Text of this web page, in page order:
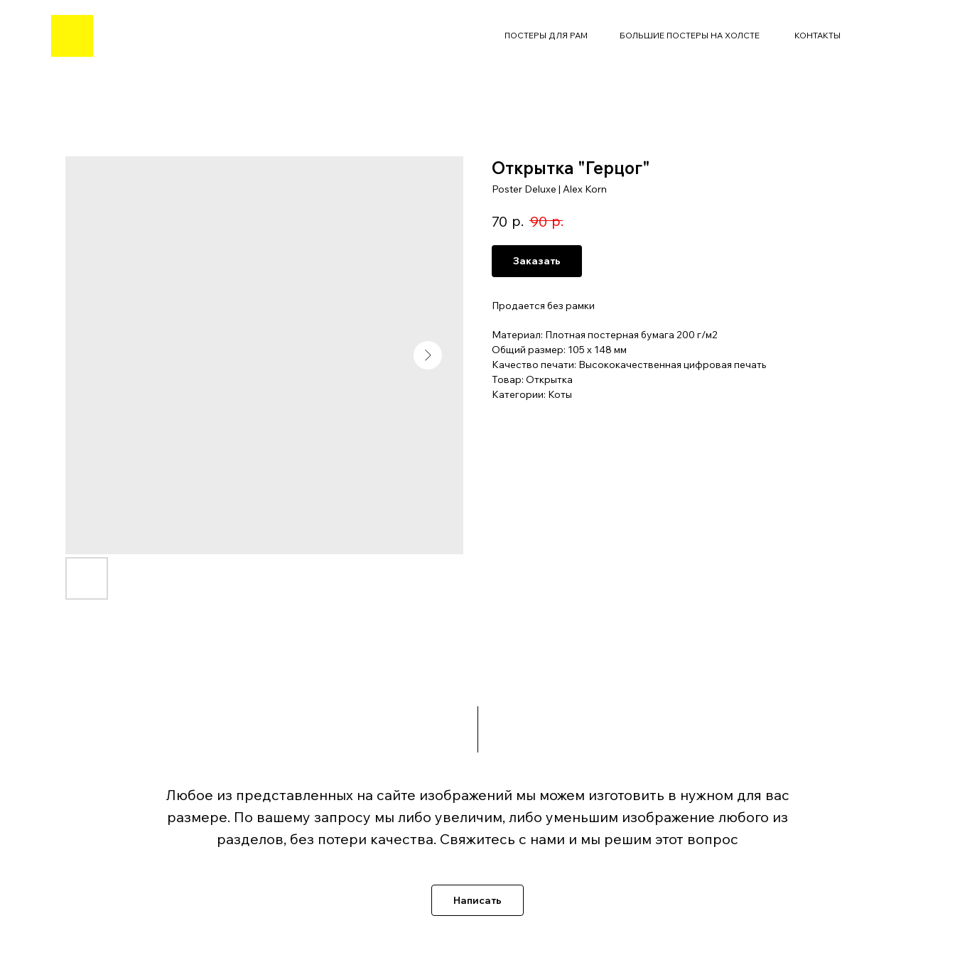
ПОСТЕРЫ ДЛЯ РАМ БОЛЬШИЕ ПОСТЕРЫ НА ХОЛСТЕ КОНТАКТЫ
Открытка "Герцог"
Poster Deluxe | Alex Korn
70 р. 90 р.
Заказать
Продается без рамки
Материал: Плотная постерная бумага 200 г/м2
Общий размер: 105 x 148 мм
Качество печати: Высококачественная цифровая печать
Товар: Открытка
Категории: Коты
Любое из представленных на сайте изображений мы можем изготовить в нужном для вас
размере. По вашему запросу мы либо увеличим, либо уменьшим изображение любого из
разделов, без потери качества. Свяжитесь с нами и мы решим этот вопрос
Написать